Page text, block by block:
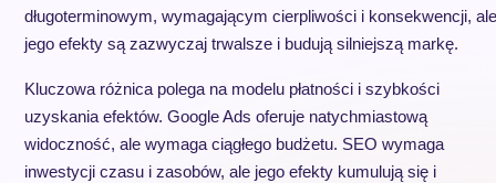
długoterminowym, wymagającym cierpliwości i konsekwencji, ale
jego efekty są zazwyczaj trwalsze i budują silniejszą markę.
Kluczowa różnica polega na modelu płatności i szybkości
uzyskania efektów. Google Ads oferuje natychmiastową
widoczność, ale wymaga ciągłego budżetu. SEO wymaga
inwestycji czasu i zasobów, ale jego efekty kumulują się i